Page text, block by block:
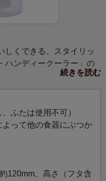
しくできる、スタイリッ
ハンディークーラー」の
をご用意しました。
600mlです。
飲みたい方にもおすす
ーにもお使いいただけま
ンディークーラー」と共
続きを読む
ふたは使用不可）
って他の食器にぶつか
120mm、高さ（フタ含